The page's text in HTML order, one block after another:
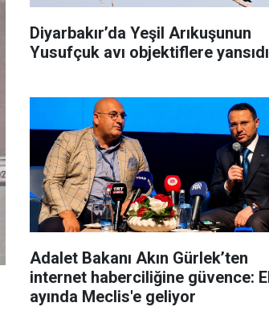
Diyarbakır’da Yeşil Arıkuşunun
Yusufçuk avı objektiflere yansıdı
Adalet Bakanı Akın Gürlek’ten
internet haberciliğine güvence: Ekim
ayında Meclis'e geliyor